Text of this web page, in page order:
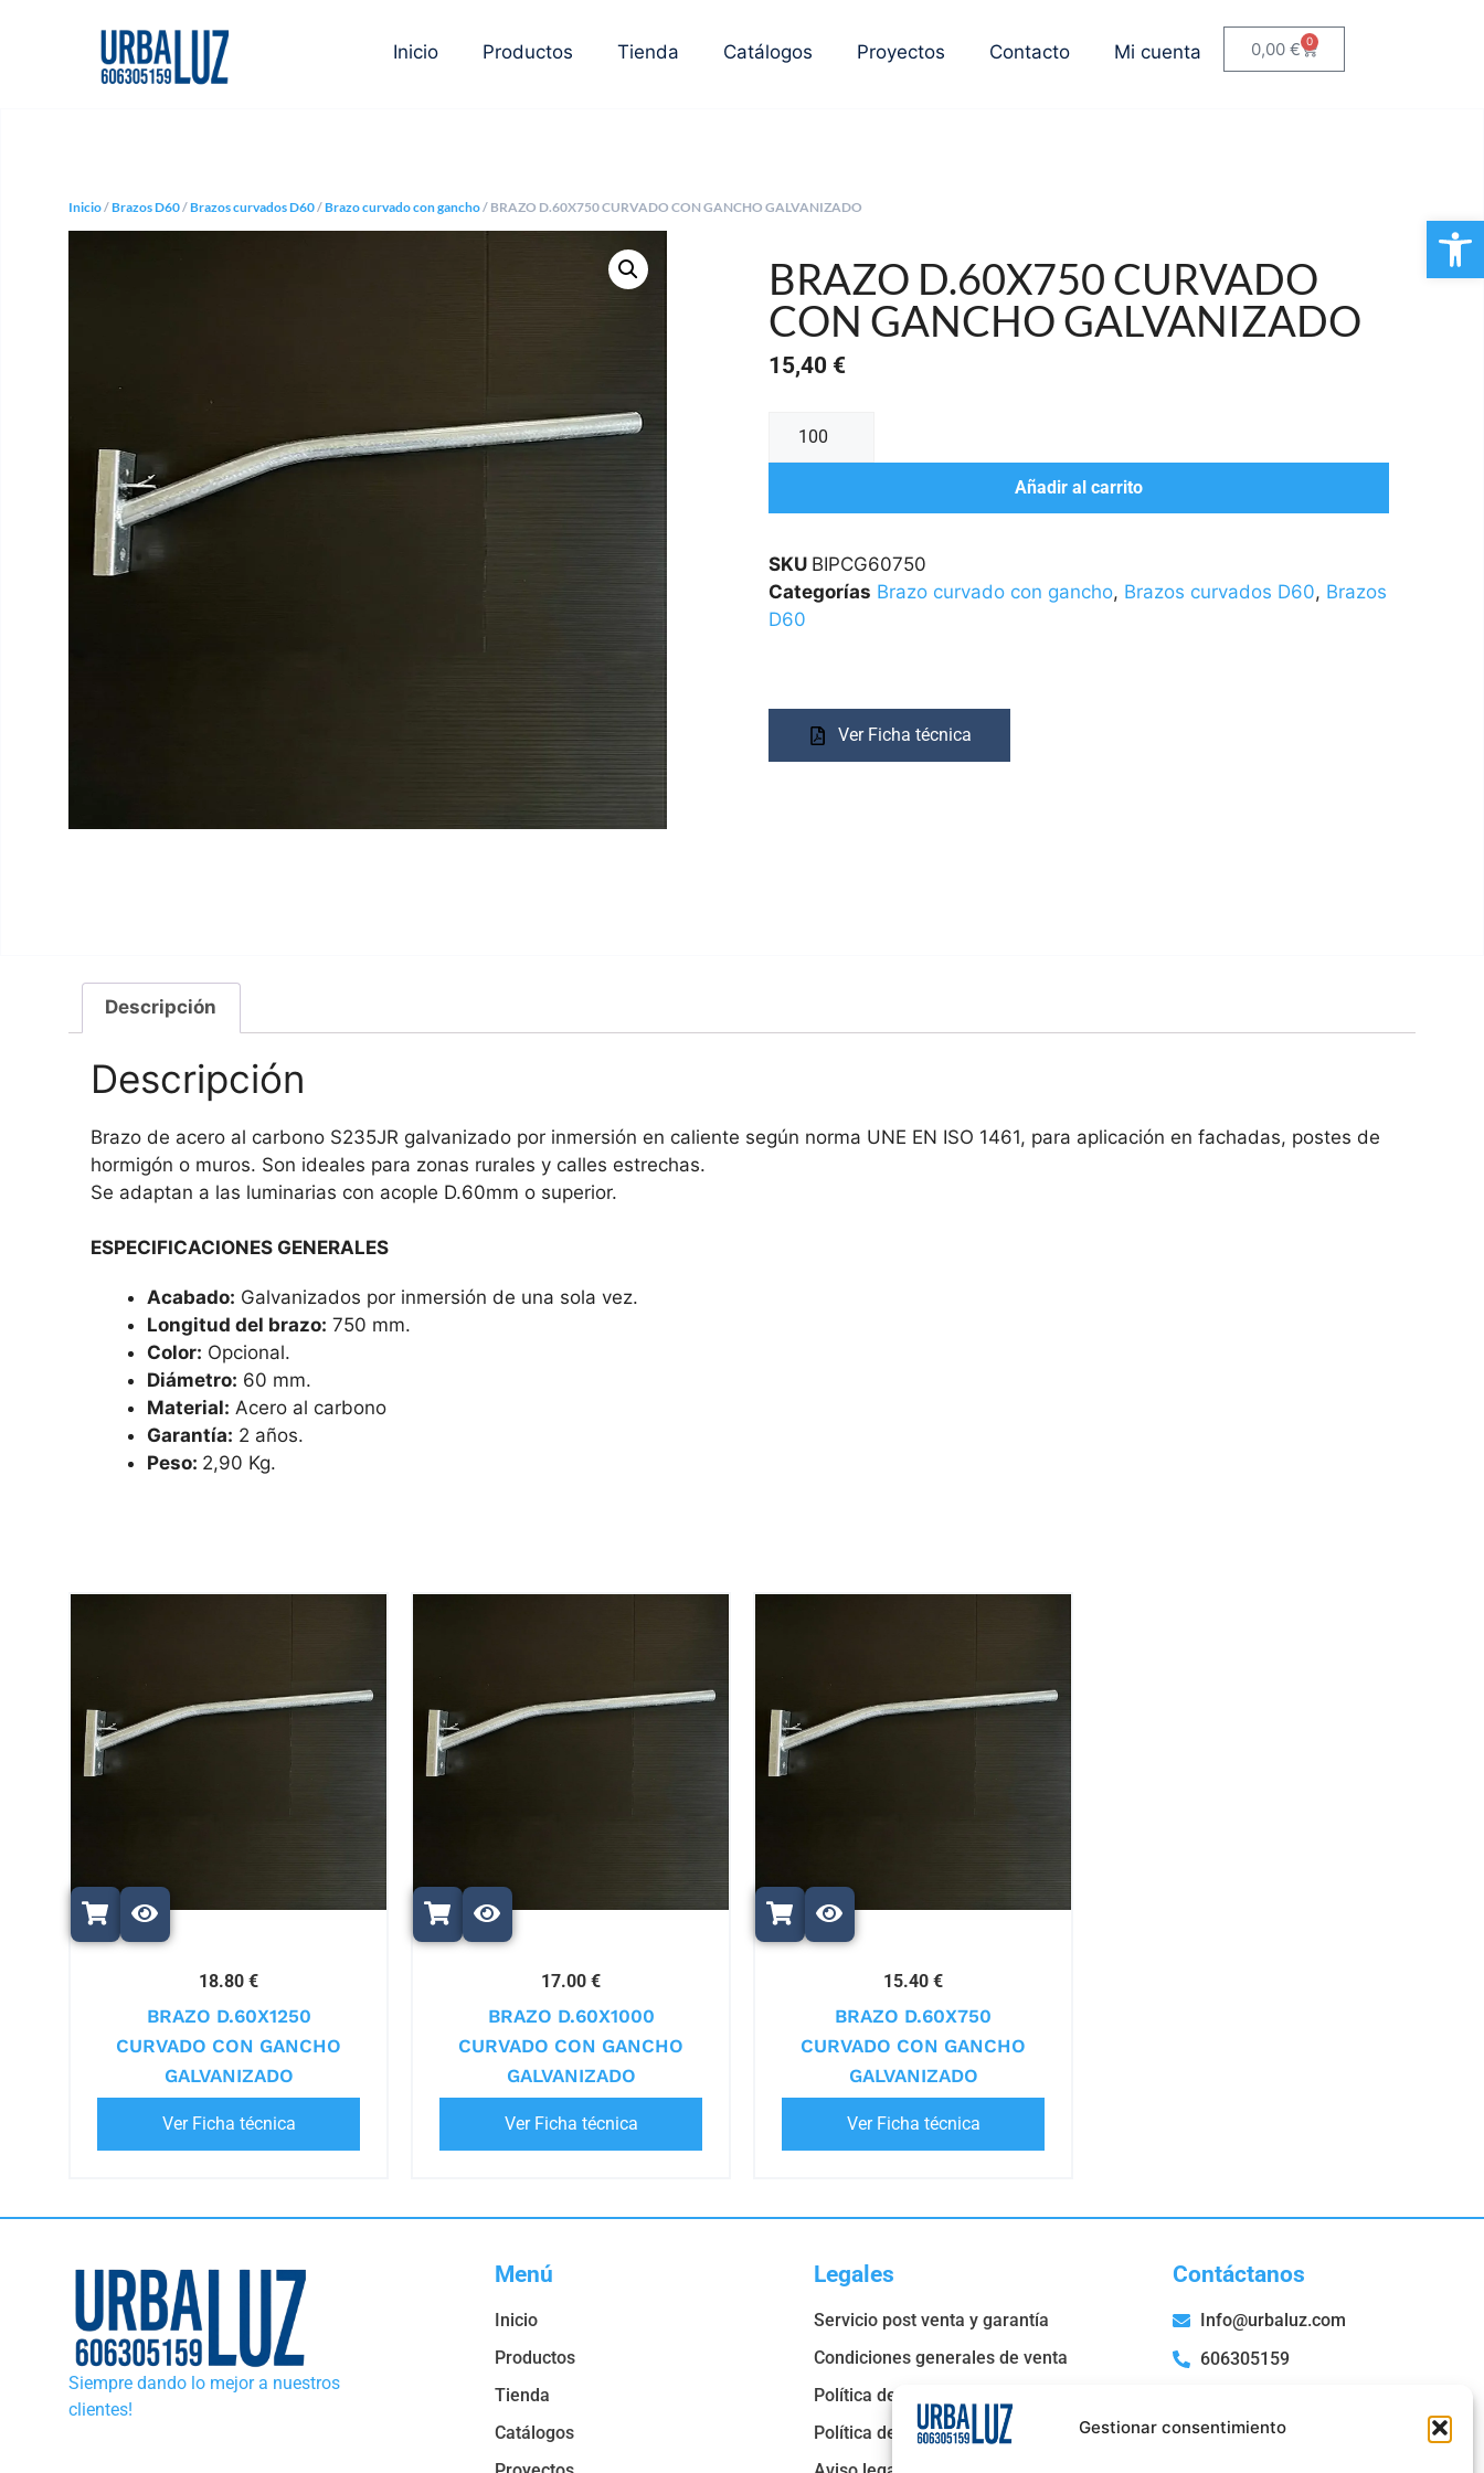
Gestionar consentimiento
Inicio Productos Tienda Catálogos Proyectos Contacto Mi cuenta 0,00 € 0
Inicio/Brazos D60/Brazos curvados D60/Brazo curvado con gancho/ BRAZO D.60X750 CURVADO CON GANCHO GALVANIZADO
BRAZO D.60X750 CURVADO
CON GANCHO GALVANIZADO
15,40 €
Añadir al carrito
SKU BIPCG60750
Categorías Brazo curvado con gancho, Brazos curvados D60, Brazos
D60
Ver Ficha técnica
Descripción
Descripción
Brazo de acero al carbono S235JR galvanizado por inmersión en caliente según norma UNE EN ISO 1461, para aplicación en fachadas, postes de
hormigón o muros. Son ideales para zonas rurales y calles estrechas.
Se adaptan a las luminarias con acople D.60mm o superior.
ESPECIFICACIONES GENERALES
Acabado: Galvanizados por inmersión de una sola vez.
Longitud del brazo: 750 mm.
Color: Opcional.
Diámetro: 60 mm.
Material: Acero al carbono
Garantía: 2 años.
Peso: 2,90 Kg.
18.80 €
BRAZO D.60X1250
CURVADO CON GANCHO
GALVANIZADO
Ver Ficha técnica
17.00 €
BRAZO D.60X1000
CURVADO CON GANCHO
GALVANIZADO
Ver Ficha técnica
15.40 €
BRAZO D.60X750
CURVADO CON GANCHO
GALVANIZADO
Ver Ficha técnica
Siempre dando lo mejor a nuestros
clientes!
Menú
Inicio
Productos
Tienda
Catálogos
Legales
Servicio post venta y garantía
Condiciones generales de venta
Política de privacidad
Política de cookies
Contáctanos
Info@urbaluz.com
606305159
36204 Vigo- Pontevedra